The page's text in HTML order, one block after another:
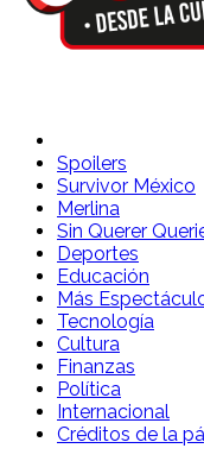
Spoilers Desde la Cuna
Sitio con información
Spoilers
Survivor México
Merlina
Sin Querer
Deportes
Educación
Más
Tecnología
Cultura
Finanzas
Política
Internacional
Créditos de la